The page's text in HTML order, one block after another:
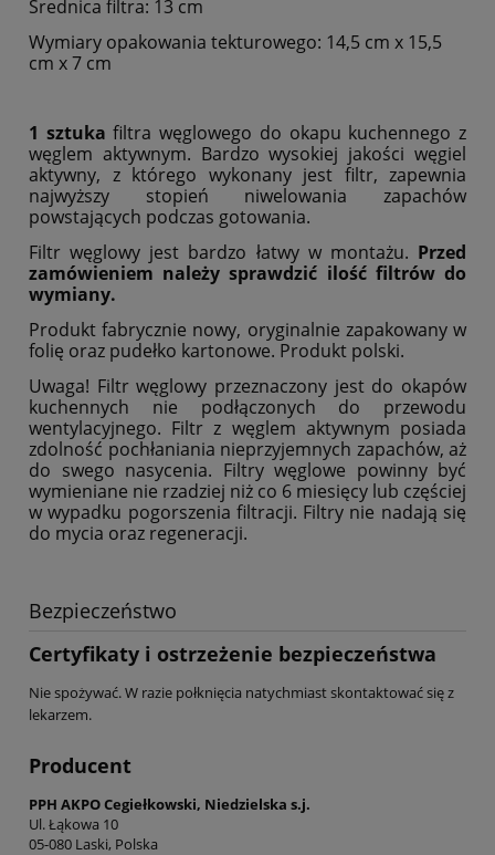
Średnica filtra: 13 cm
Wymiary opakowania tekturowego: 14,5 cm x 15,5
cm x 7 cm
1 sztuka filtra węglowego do okapu kuchennego z
węglem aktywnym. Bardzo wysokiej jakości węgiel
aktywny, z którego wykonany jest filtr, zapewnia
najwyższy stopień niwelowania zapachów
powstających podczas gotowania.
Filtr węglowy jest bardzo łatwy w montażu. Przed
zamówieniem należy sprawdzić ilość filtrów do
wymiany.
Produkt fabrycznie nowy, oryginalnie zapakowany w
folię oraz pudełko kartonowe. Produkt polski.
Uwaga! Filtr węglowy przeznaczony jest do okapów
kuchennych nie podłączonych do przewodu
wentylacyjnego. Filtr z węglem aktywnym posiada
zdolność pochłaniania nieprzyjemnych zapachów, aż
do swego nasycenia. Filtry węglowe powinny być
wymieniane nie rzadziej niż co 6 miesięcy lub częściej
w wypadku pogorszenia filtracji. Filtry nie nadają się
do mycia oraz regeneracji.
Bezpieczeństwo
Certyfikaty i ostrzeżenie bezpieczeństwa
Nie spożywać. W razie połknięcia natychmiast skontaktować się z
lekarzem.
Producent
PPH AKPO Cegiełkowski, Niedzielska s.j.
Ul. Łąkowa 10
05-080 Laski, Polska